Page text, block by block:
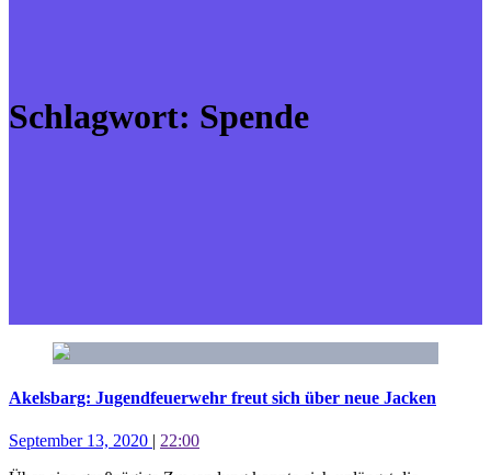
Schlagwort: Spende
Akelsbarg: Jugendfeuerwehr freut sich über neue Jacken
September 13, 2020 | 22:00